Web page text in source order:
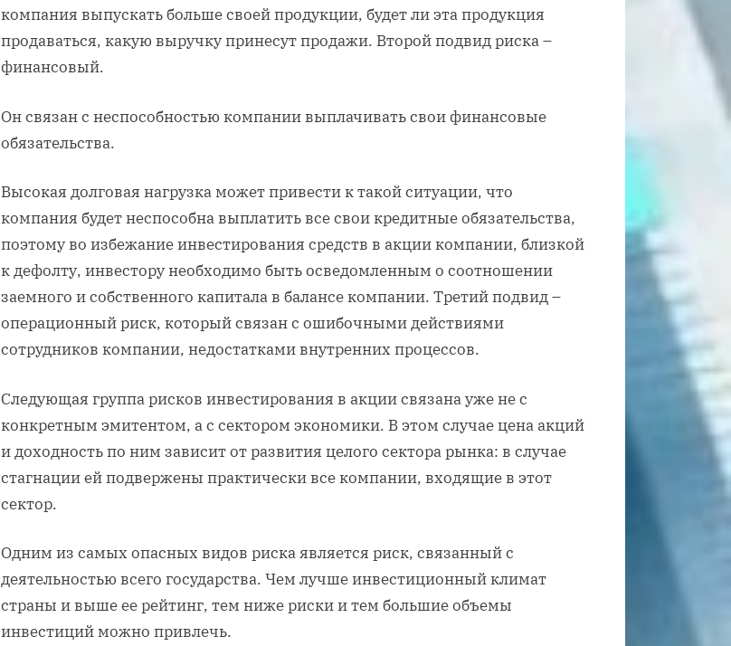
компания выпускать больше своей продукции, будет ли эта продукция
продаваться, какую выручку принесут продажи. Второй подвид риска –
финансовый.
Он связан с неспособностью компании выплачивать свои финансовые
обязательства.
Высокая долговая нагрузка может привести к такой ситуации, что
компания будет неспособна выплатить все свои кредитные обязательства,
поэтому во избежание инвестирования средств в акции компании, близкой
к дефолту, инвестору необходимо быть осведомленным о соотношении
заемного и собственного капитала в балансе компании. Третий подвид –
операционный риск, который связан с ошибочными действиями
сотрудников компании, недостатками внутренних процессов.
Следующая группа рисков инвестирования в акции связана уже не с
конкретным эмитентом, а с сектором экономики. В этом случае цена акций
и доходность по ним зависит от развития целого сектора рынка: в случае
стагнации ей подвержены практически все компании, входящие в этот
сектор.
Одним из самых опасных видов риска является риск, связанный с
деятельностью всего государства. Чем лучше инвестиционный климат
страны и выше ее рейтинг, тем ниже риски и тем большие объемы
инвестиций можно привлечь.